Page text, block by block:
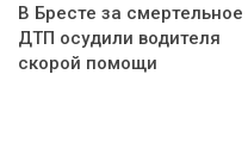
В Бресте за смертельное
ДТП осудили водителя
скорой помощи